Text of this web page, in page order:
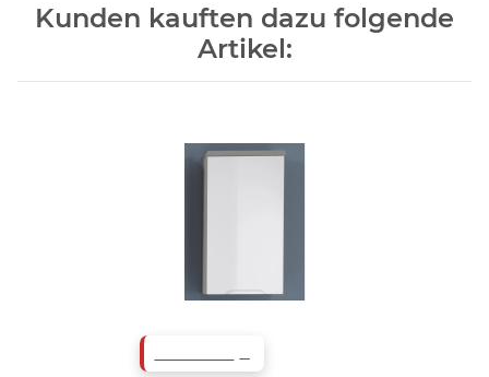
Kunden kauften dazu folgende
Artikel: